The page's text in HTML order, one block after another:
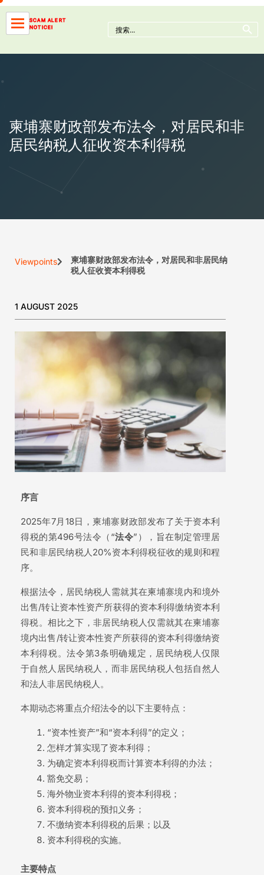
Skip
content
SCAM ALERT
NOTICE!
Search
for:
Search Button
柬埔寨财政部发布法令，对居民和非
居民纳税人征收资本利得税
Viewpoints
柬埔寨财政部发布法令，对居民和非居民纳
税人征收资本利得税
1 AUGUST 2025
序言
2025年7月18日，柬埔寨财政部发布了关于资本利
得税的第496号法令（“法令”），旨在制定管理居
民和非居民纳税人20%资本利得税征收的规则和程
序。
根据法令，居民纳税人需就其在柬埔寨境内和境外
出售/转让资本性资产所获得的资本利得缴纳资本利
得税。相比之下，非居民纳税人仅需就其在柬埔寨
境内出售/转让资本性资产所获得的资本利得缴纳资
本利得税。法令第3条明确规定，居民纳税人仅限
于自然人居民纳税人，而非居民纳税人包括自然人
和法人非居民纳税人。
本期动态将重点介绍法令的以下主要特点：
“资本性资产”和“资本利得”的定义；
怎样才算实现了资本利得；
为确定资本利得税而计算资本利得的办法；
豁免交易；
海外物业资本利得的资本利得税；
资本利得税的预扣义务；
不缴纳资本利得税的后果；以及
资本利得税的实施。
主要特点